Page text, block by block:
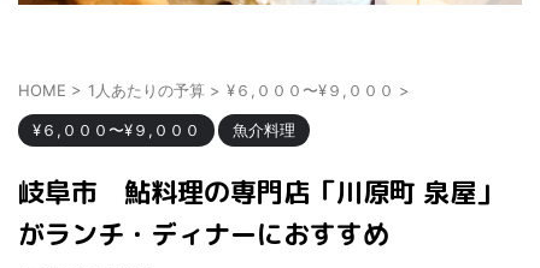
HOME > 1人あたりの予算 > ¥６,０００〜¥９,０００ >
¥６,０００〜¥９,０００ 魚介料理
岐阜市 鮎料理の専門店「川原町 泉屋」
がランチ・ディナーにおすすめ